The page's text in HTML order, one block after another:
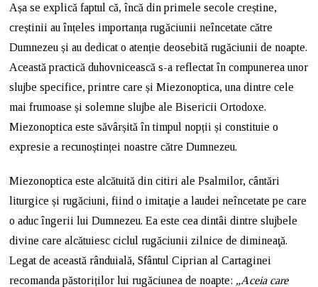
Așa se explică faptul că, încă din primele secole creștine,
creștinii au înțeles importanța rugăciunii neîncetate către
Dumnezeu și au dedicat o atenție deosebită rugăciunii de noapte.
Această practică duhovnicească s-a reflectat în compunerea unor
slujbe specifice, printre care și Miezonoptica, una dintre cele
mai frumoase și solemne slujbe ale Bisericii Ortodoxe.
Miezonoptica este săvârșită în timpul nopții și constituie o
expresie a recunoștinței noastre către Dumnezeu.
Miezonoptica este alcătuită din citiri ale Psalmilor, cântări
liturgice și rugăciuni, fiind o imitaţie a laudei neîncetate pe care
o aduc îngerii lui Dumnezeu. Ea este cea dintâi dintre slujbele
divine care alcătuiesc ciclul rugăciunii zilnice de dimineaţă.
Legat de această rânduială, Sfântul Ciprian al Cartaginei
recomanda păstoriților lui rugăciunea de noapte: „Aceia care